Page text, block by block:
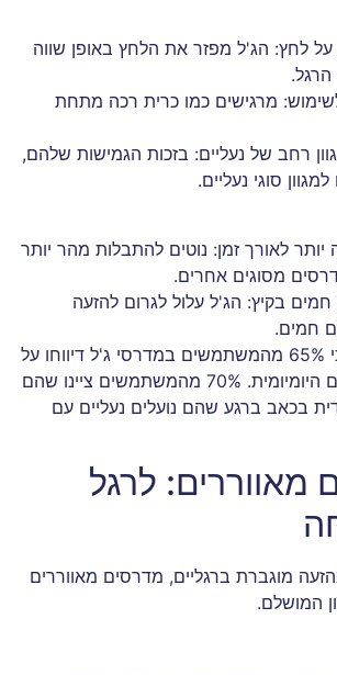
על לחץ: הג'ל מפזר את הלחץ באופן שווה
הרגל.
מרגישים כמו כרית רכה מתחת
רחב של נעליים: בזכות הגמישות שלהם,
סוגי נעליים.
יותר לאורך זמן: נוטים להתבלות מהר יותר
מסוגים אחרים.
חמים בקיץ: הג'ל עלול לגרום להזעה
חמים.
סקר צרכנים גילה כי 65% מהמשתמשים במדרסי ג'ל דיווחו על
שיפור באיכות החיים היומיומית. 70% מהמשתמשים ציינו שהם
בכאב ברגע שהם נועלים נעליים עם
מאווררים: לרגל
מוגברת ברגליים, מדרסים מאווררים
המושלם.